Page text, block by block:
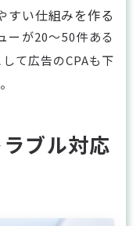
すい仕組みを作る
ーが20〜50件ある
て広告のCPAも下
ブル対応